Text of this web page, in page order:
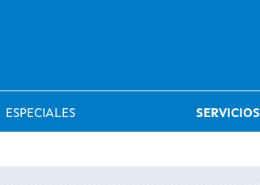
ESPECIALES SERVICIOS